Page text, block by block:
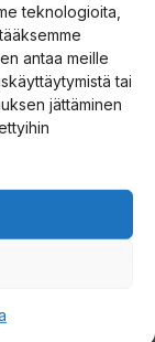
teknologioita,
antaa meille
tai
jättäminen